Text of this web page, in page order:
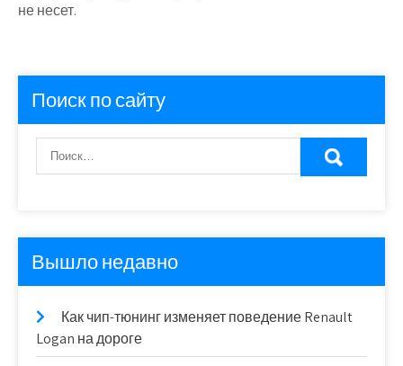
не несет.
Поиск по сайту
Вышло недавно
Как чип-тюнинг изменяет поведение Renault
Logan на дороге